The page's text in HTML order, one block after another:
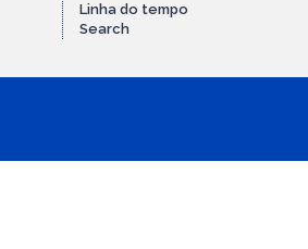
Linha do tempo
Search